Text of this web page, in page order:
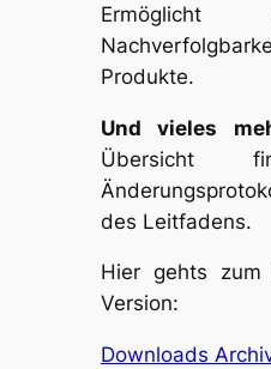
Ermöglicht
Produkte.
Und vieles
Übersicht
des Leitfadens.
Hier gehts zum
Version:
Downloads